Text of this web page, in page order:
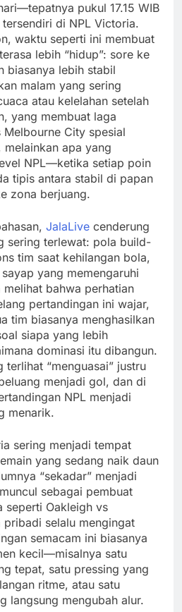
pukul 17.15 WIB
di NPL Victoria.
waktu seperti ini membuat
lebih “hidup”: sore ke
biasanya lebih stabil
malam yang sering
atau kelelahan setelah
yang membuat laga
Melbourne City spesial
melainkan apa yang
NPL—ketika setiap poin
tipis antara stabil di papan
zona berjuang.
JalaLive cenderung
sering terlewat: pola build-
tim saat kehilangan bola,
yang memengaruhi
bahwa perhatian
pertandingan ini wajar,
tim biasanya menghasilkan
siapa yang lebih
dominasi itu dibangun.
“menguasai” justru
menjadi gol, dan di
NPL menjadi
menarik.
sering menjadi tempat
yang sedang naik daun
“sekadar” menjadi
sebagai pembuat
seperti Oakleigh vs
selalu mengingat
semacam ini biasanya
kecil—misalnya satu
tepat, satu pressing yang
ritme, atau satu
langsung mengubah alur.